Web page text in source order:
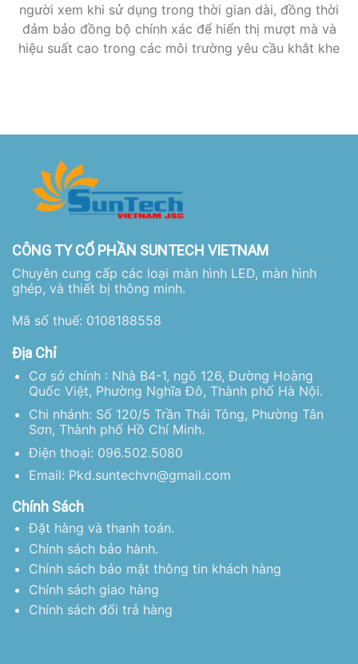
người xem khi sử dụng trong thời gian dài, đồng thời
đảm bảo đồng bộ chính xác để hiển thị mượt mà và
hiệu suất cao trong các môi trường yêu cầu khắt khe
CÔNG TY CỔ PHẦN SUNTECH VIETNAM
Chuyên cung cấp các loại màn hình LED, màn hình
ghép, và thiết bị thông minh.
Mã số thuế: 0108188558
Địa Chỉ
Cơ sở chính : Nhà B4-1, ngõ 126, Đường Hoàng
Quốc Việt, Phường Nghĩa Đô, Thành phố Hà Nội.
Chi nhánh: Số 120/5 Trần Thái Tông, Phường Tân
Sơn, Thành phố Hồ Chí Minh.
Điện thoại: 096.502.5080
Email: Pkd.suntechvn@gmail.com
Chính Sách
Đặt hàng và thanh toán.
Chính sách bảo hành.
Chính sách bảo mật thông tin khách hàng
Chính sách giao hàng
Chính sách đổi trả hàng